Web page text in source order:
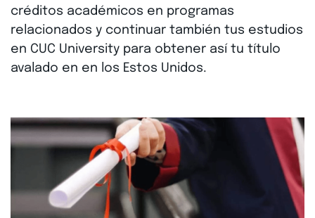
créditos académicos en programas
relacionados y continuar también tus estudios
en CUC University para obtener así tu título
avalado en en los Estos Unidos.